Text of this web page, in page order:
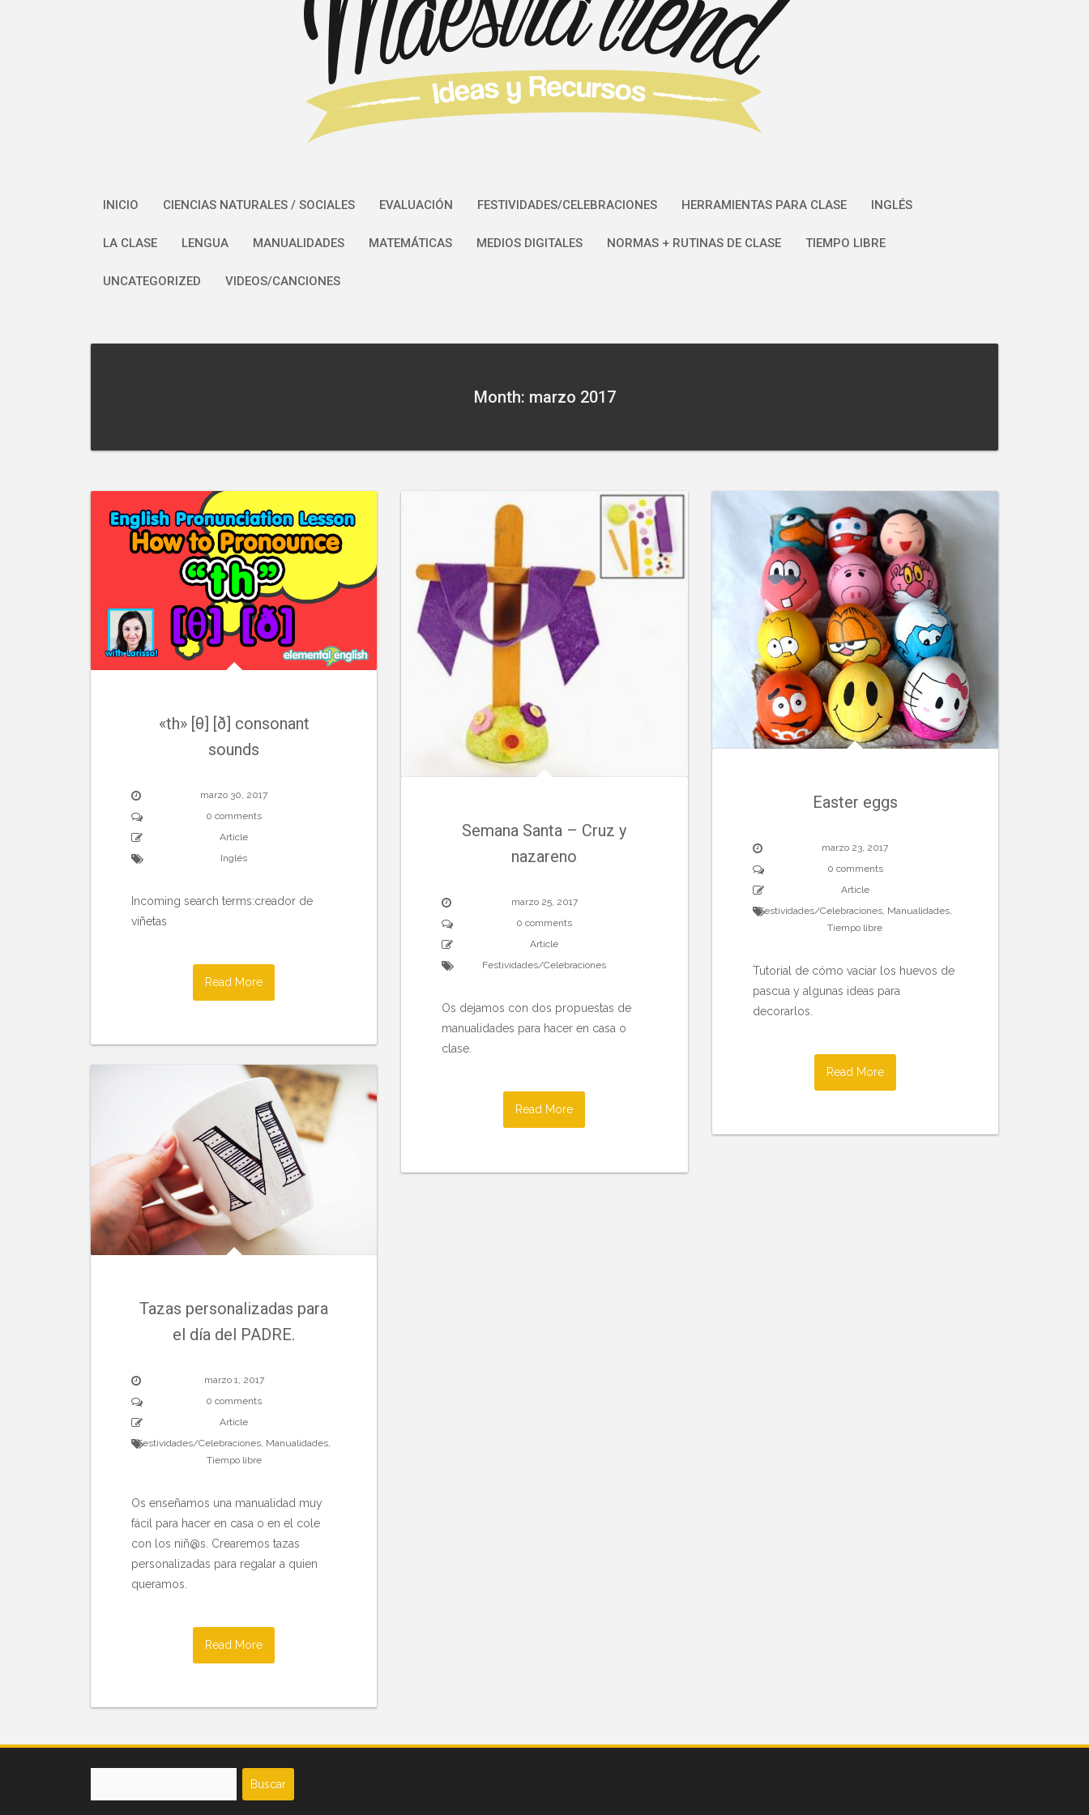
INICIO CIENCIAS NATURALES / SOCIALES EVALUACIÓN FESTIVIDADES/CELEBRACIONES HERRAMIENTAS PARA CLASE INGLÉS
LA CLASE LENGUA MANUALIDADES MATEMÁTICAS MEDIOS DIGITALES NORMAS + RUTINAS DE CLASE TIEMPO LIBRE
UNCATEGORIZED VIDEOS/CANCIONES
Month: marzo 2017
«th» [θ] [ð] consonant
sounds
marzo 30, 2017
0 comments
Article
Inglés
Incoming search terms:creador de
viñetas
Read More
Semana Santa – Cruz y
nazareno
marzo 25, 2017
0 comments
Article
Festividades/Celebraciones
Os dejamos con dos propuestas de
manualidades para hacer en casa o
clase.
Read More
Easter eggs
marzo 23, 2017
0 comments
Article
Festividades/Celebraciones, Manualidades,
Tiempo libre
Tutorial de cómo vaciar los huevos de
pascua y algunas ideas para
decorarlos.
Read More
Tazas personalizadas para
el día del PADRE.
marzo 1, 2017
0 comments
Article
Festividades/Celebraciones Manualidades
Tiempo libre
Os enseñamos una manualidad muy
fácil para hacer en casa o en el cole
con los niñ@s. Crearemos tazas
personalizadas para regalar a quien
queramos.
Read More